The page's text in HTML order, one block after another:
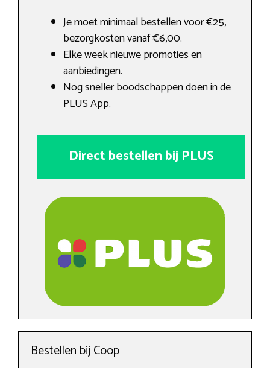
Je moet minimaal bestellen voor €25,
bezorgkosten vanaf €6,00.
Elke week nieuwe promoties en
aanbiedingen.
Nog sneller boodschappen doen in de
PLUS App.
Direct bestellen bij PLUS
Bestellen bij Coop